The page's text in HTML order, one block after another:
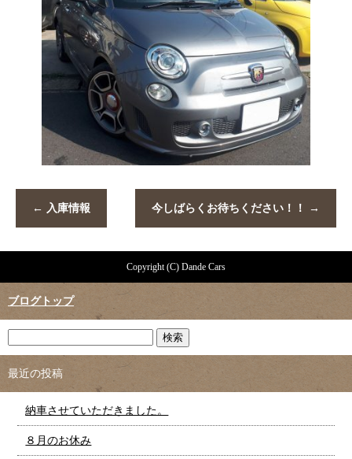
← 入庫情報 今しばらくお待ちください！！ →
Copyright (C) Dande Cars
ブログトップ
最近の投稿
納車させていただきました。
８月のお休み